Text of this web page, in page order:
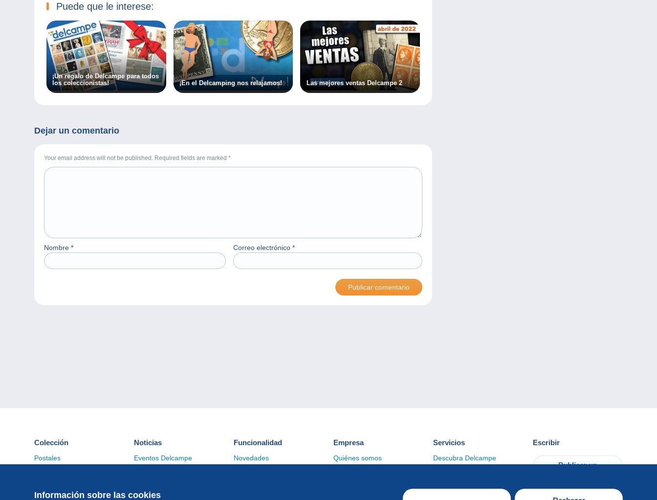
Puede que le interese:
¡Un regalo de Delcampe para todos
los coleccionistas!
¡En el Delcamping nos relajamos! Las mejores ventas Delcampe 2
Dejar un comentario
Your email address will not be published. Required fields are marked *
Nombre * Correo electrónico *
Información sobre las cookies
Colección
Postales
Otras colecciones
Noticias
Eventos Delcampe
Funcionalidad
Novedades
Empresa
Quiénes somos
Servicios
Descubra Delcampe
Escribir
Publicar un